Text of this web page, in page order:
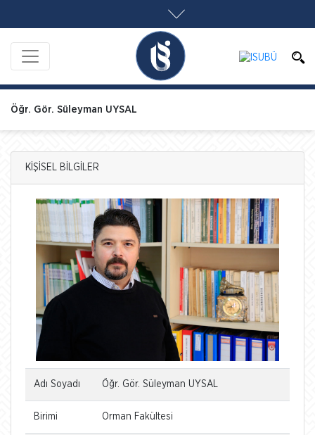
Öğr. Gör. Süleyman UYSAL
KİŞİSEL BİLGİLER
Adı Soyadı Öğr. Gör. Süleyman UYSAL
Birimi Orman Fakültesi